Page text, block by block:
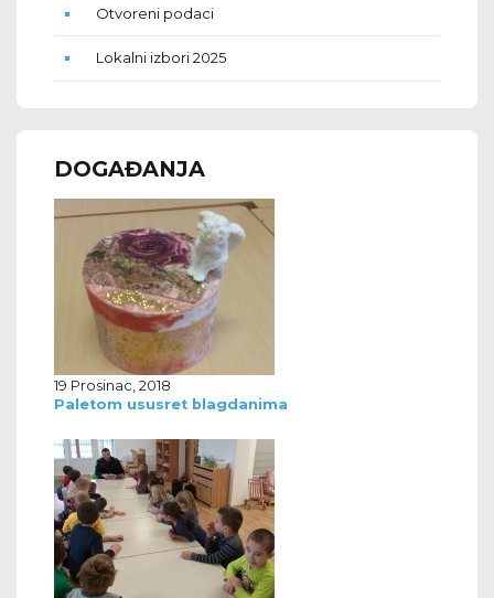
Otvoreni podaci
Lokalni izbori 2025
DOGAĐANJA
19 Prosinac, 2018
Paletom ususret blagdanima